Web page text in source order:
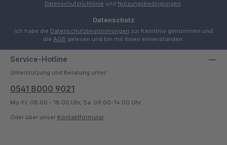
Datenschutzrichtlinie und Nutzungsbedingungen.
Datenschutz
Ich habe die Datenschutzbestimmungen zur Kenntnis genommen und
die AGB gelesen und bin mit ihnen einverstanden.
Service-Hotline
Unterstützung und Beratung unter:
0541 8000 9021
Mo-Fr. 08:00 - 18:00 Uhr, Sa. 09:00-14:00 Uhr
Oder über unser Kontaktformular.